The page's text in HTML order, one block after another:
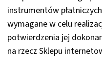
instrumentów
wymagane w celu
potwierdzenia jej
na rzecz Sklepu